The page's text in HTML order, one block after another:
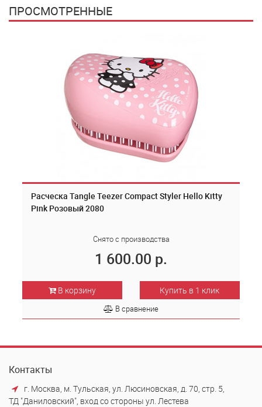
ПРОСМОТРЕННЫЕ
Расческа Tangle Teezer Compact Styler Hello Kitty
Pink Розовый 2080
Снято с производства
1 600.00 р.
В корзину Купить в 1 клик
В сравнение
Контакты
г. Москва, м. Тульская, ул. Люсиновская, д. 70, стр. 5,
ТД "Даниловский", вход со стороны ул. Лестева